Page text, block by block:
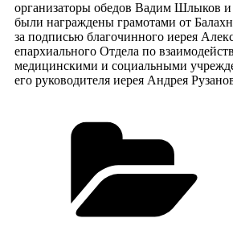
организаторы обедов Вадим Шлыков и
были награждены грамотами от
за подписью благочинного иерея
епархиального Отдела по
медицинскими и социальными
его руководителя иерея Андрея